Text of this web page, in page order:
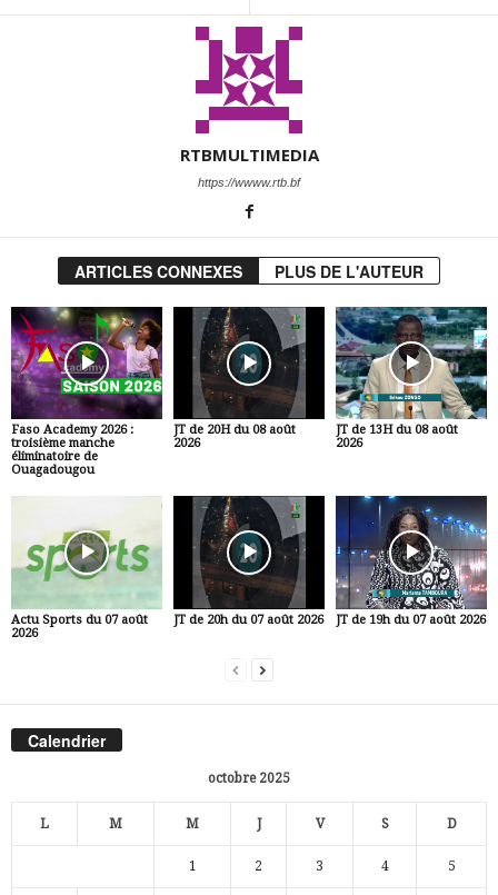
RTBMULTIMEDIA
https://wwww.rtb.bf
ARTICLES CONNEXES PLUS DE L'AUTEUR
Faso Academy 2026 :
troisième manche
éliminatoire de
Ouagadougou
JT de 20H du 08 août
2026
JT de 13H du 08 août
2026
Actu Sports du 07 août
2026
JT de 20h du 07 août 2026 JT de 19h du 07 août 2026
Calendrier
octobre 2025
L M M J V S D
1 2 3 4 5